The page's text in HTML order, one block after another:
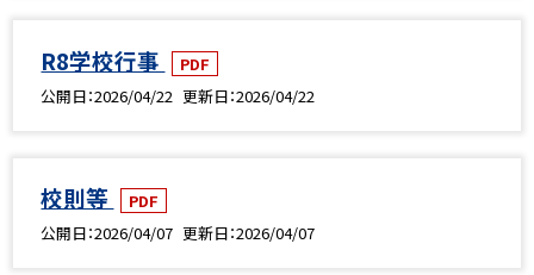
R8学校行事
PDF
公開日 2026/04/22 更新日 2026/04/22
校則等
PDF
公開日 2026/04/07 更新日 2026/04/07